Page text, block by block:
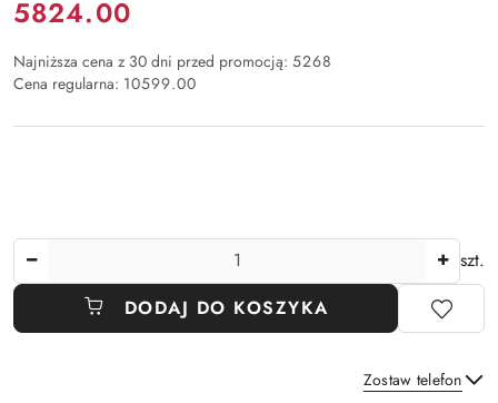
Cena:
5824.00
Najniższa cena z 30 dni przed promocją: 5268
Cena regularna: 10599.00
szt.
DODAJ DO KOSZYKA
Zostaw telefon